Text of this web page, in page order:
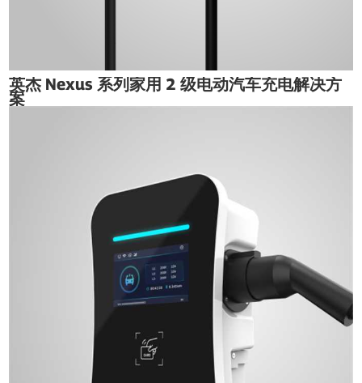
英杰 Nexus 系列家用 2 级电动汽车充电解决方
案